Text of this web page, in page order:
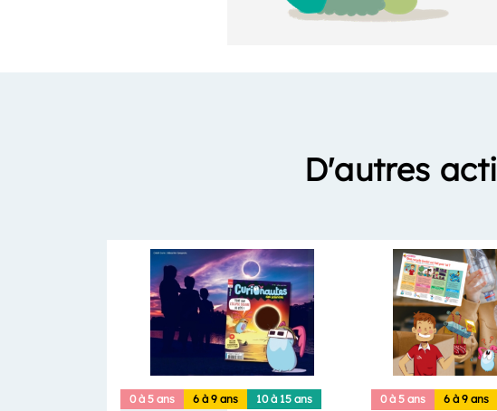
D'autres
0 à 5 ans 6 à 9 ans
10 à 15 ans
0 à 5 ans 6 à 9 ans